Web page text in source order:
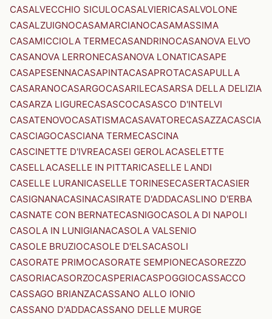
CASALVECCHIO SICULOCASALVIERICASALVOLONE
CASALZUIGNOCASAMARCIANOCASAMASSIMA
CASAMICCIOLA TERMECASANDRINOCASANOVA ELVO
CASANOVA LERRONECASANOVA LONATICASAPE
CASAPESENNACASAPINTACASAPROTACASAPULLA
CASARANOCASARGOCASARILECASARSA DELLA DELIZIA
CASARZA LIGURECASASCOCASASCO D'INTELVI
CASATENOVOCASATISMACASAVATORECASAZZACASCIA
CASCIAGOCASCIANA TERMECASCINA
CASCINETTE D'IVREACASEI GEROLACASELETTE
CASELLACASELLE IN PITTARICASELLE LANDI
CASELLE LURANICASELLE TORINESECASERTACASIER
CASIGNANACASINACASIRATE D'ADDACASLINO D'ERBA
CASNATE CON BERNATECASNIGOCASOLA DI NAPOLI
CASOLA IN LUNIGIANACASOLA VALSENIO
CASOLE BRUZIOCASOLE D'ELSACASOLI
CASORATE PRIMOCASORATE SEMPIONECASOREZZO
CASORIACASORZOCASPERIACASPOGGIOCASSACCO
CASSAGO BRIANZACASSANO ALLO IONIO
CASSANO D'ADDACASSANO DELLE MURGE